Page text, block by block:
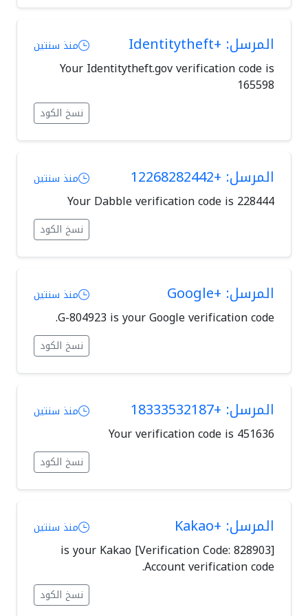
المرسل: +Identitytheft منذ سنتين
Your Identitytheft.gov verification code is
165598
نسخ الكود
المرسل: +12268282442 منذ سنتين
Your Dabble verification code is 228444
نسخ الكود
المرسل: +Google منذ سنتين
G-804923 is your Google verification code.
نسخ الكود
المرسل: +18333532187 منذ سنتين
Your verification code is 451636
نسخ الكود
المرسل: +Kakao منذ سنتين
[Verification Code: 828903] is your Kakao
Account verification code.
نسخ الكود